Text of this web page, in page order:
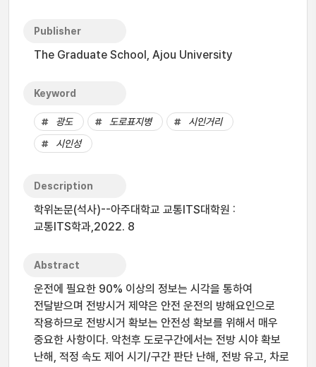
Publisher
The Graduate School, Ajou University
Keyword
광도 도로표지병
시인거리
시인성
Description
학위논문(석사)--아주대학교 교통ITS대학원 :
교통ITS학과,2022. 8
Abstract
운전에 필요한 90% 이상의 정보는 시각을 통하여
전달받으며 전방시거 제약은 안전 운전의 방해요인으로
작용하므로 전방시거 확보는 안전성 확보를 위해서 매우
중요한 사항이다. 악천후 도로구간에서는 전방 시야 확보
난해, 적정 속도 제어 시기/구간 판단 난해, 전방 유고, 차로